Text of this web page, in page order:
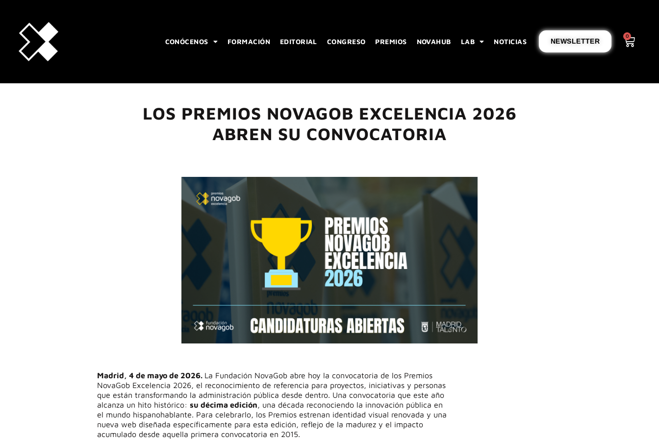
CONÓCENOS FORMACIÓN EDITORIAL CONGRESO PREMIOS NOVAHUB LAB NOTICIAS NEWSLETTER
0
LOS PREMIOS NOVAGOB EXCELENCIA 2026
ABREN SU CONVOCATORIA
Madrid,4 de mayo de 2026. La Fundación NovaGob abre hoy la convocatoria de los Premios
NovaGob Excelencia 2026, el reconocimiento de referencia para proyectos, iniciativas y personas
que están transformando la administración pública desde dentro. Una convocatoria que este año
alcanza un hito histórico:su décima edición , una década reconociendo la innovación pública en
el mundo hispanohablante. Para celebrarlo, los Premios estrenan identidad visual renovada y una
nueva web diseñada específicamente para esta edición, reflejo de la madurez y el impacto
acumulado desde aquella primera convocatoria en 2015.